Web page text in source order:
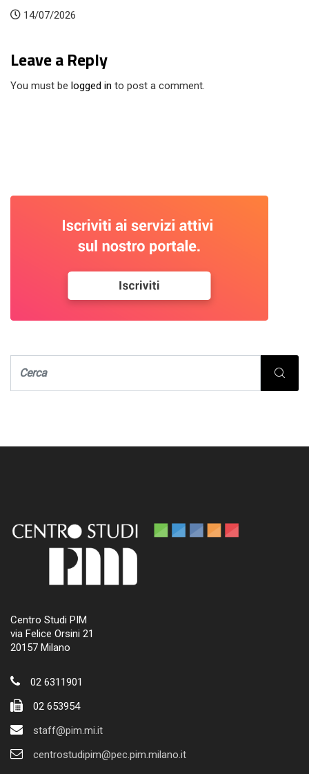
Leave a Reply
You must be logged in to post a comment.
Centro Studi PIM
via Felice Orsini 21
20157 Milano
02 6311901
02 653954
staff@pim.mi.it
centrostudipim@pec.pim.milano.it